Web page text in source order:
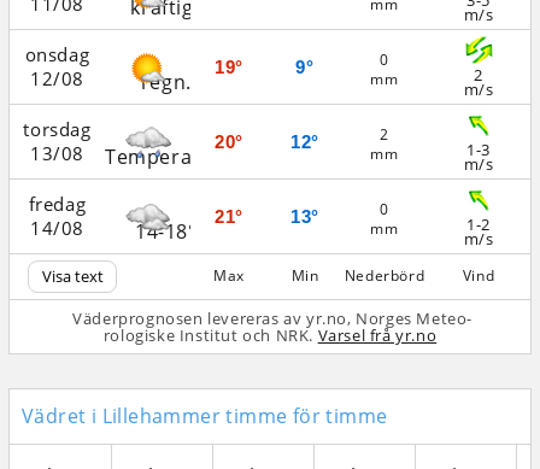
onsdag
12/08
torsdag
13/08
fredag
14/08
Visa text
19°
20°
21°
Max
9°
12°
13°
Min
0
mm
2
mm
0
mm
Nederbörd
m/s
2
m/s
1-3
m/s
1-2
m/s
Vind
Väderprognosen levereras av yr.no, Norges Meteo­
rologiske Institut och NRK. Varsel frå yr.no
Vädret i Lillehammer timme för timme